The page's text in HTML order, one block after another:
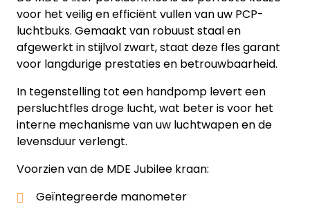
voor het veilig en efficiënt vullen van uw PCP-
luchtbuks. Gemaakt van robuust staal en
afgewerkt in stijlvol zwart, staat deze fles garant
voor langdurige prestaties en betrouwbaarheid.
In tegenstelling tot een handpomp levert een
persluchtfles droge lucht, wat beter is voor het
interne mechanisme van uw luchtwapen en de
levensduur verlengt.
Voorzien van de MDE Jubilee kraan:
Geïntegreerde manometer